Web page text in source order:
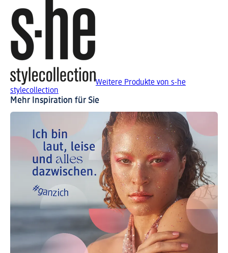
Weitere Produkte von s-he
stylecollection
Mehr Inspiration für Sie